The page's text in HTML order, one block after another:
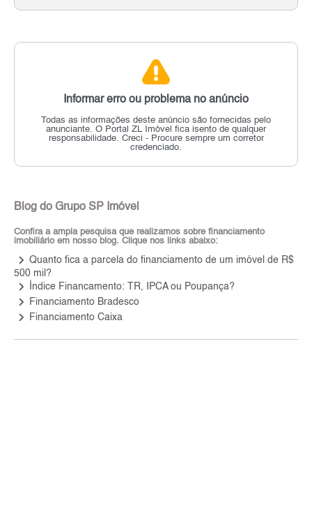
Informar erro ou problema no anúncio
Todas as informações deste anúncio são fornecidas pelo
anunciante. O Portal ZL Imóvel fica isento de qualquer
responsabilidade. Creci - Procure sempre um corretor
credenciado.
Blog do Grupo SP Imóvel
Confira a ampla pesquisa que realizamos sobre financiamento
imobiliário em nosso blog. Clique nos links abaixo:
keyboard_arrow_right Quanto fica a parcela do financiamento de um imóvel de R$
500 mil?
keyboard_arrow_right Índice Financamento: TR, IPCA ou Poupança?
keyboard_arrow_right Financiamento Bradesco
keyboard_arrow_right Financiamento Caixa